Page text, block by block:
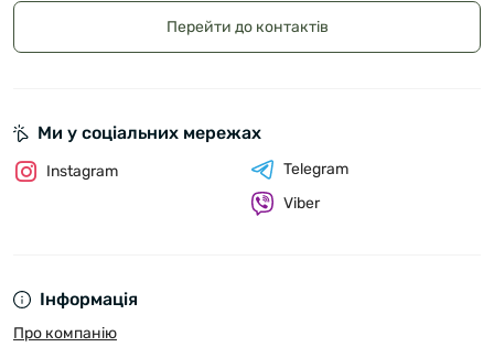
Перейти до контактів
Інформація
Про компанію
Ми у соціальних мережах
Instagram
Telegram
Viber